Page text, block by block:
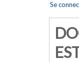
Se